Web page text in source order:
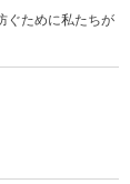
ぐために私たちが